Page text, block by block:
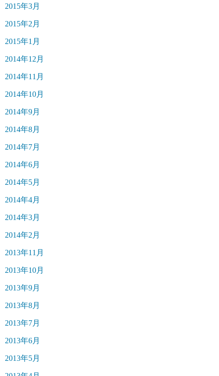
2015年3月
2015年2月
2015年1月
2014年12月
2014年11月
2014年10月
2014年9月
2014年8月
2014年7月
2014年6月
2014年5月
2014年4月
2014年3月
2014年2月
2013年11月
2013年10月
2013年9月
2013年8月
2013年7月
2013年6月
2013年5月